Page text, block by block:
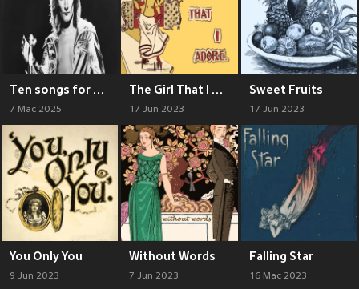
Ten songs for you
7 Mac 2025
The Girl That I Adore
17 Jun 2023
Sweet Fruits
17 Jun 2023
You Only You
9 Jun 2023
Without Words
7 Jun 2023
Falling Star
16 Mac 2023